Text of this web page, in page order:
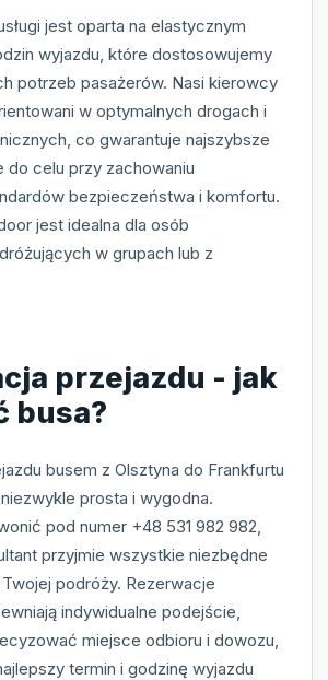
jest oparta na elastycznym
wyjazdu, które dostosowujemy
potrzeb pasażerów. Nasi kierowcy
w optymalnych drogach i
co gwarantuje najszybsze
do celu przy zachowaniu
bezpieczeństwa i komfortu.
jest idealna dla osób
w grupach lub z
przejazdu - jak
busa?
busem z Olsztyna do Frankfurtu
prosta i wygodna.
pod numer +48 531 982 982,
przyjmie wszystkie niezbędne
podróży. Rezerwacje
indywidualne podejście,
miejsce odbioru i dowozu,
termin i godzinę wyjazdu